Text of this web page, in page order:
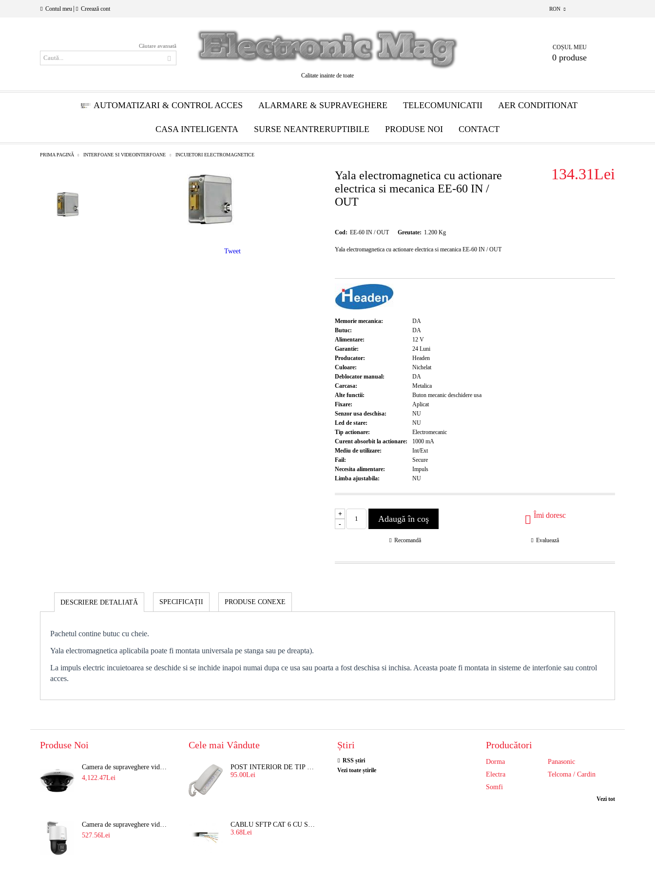
Contul meu Creează cont RON
Căutare avansată
Calitate inainte de toate
COȘUL MEU
0 produse
AUTOMATIZARI & CONTROL ACCES ALARMARE & SUPRAVEGHERE TELECOMUNICATII AER CONDITIONAT
CASA INTELIGENTA SURSE NEANTRERUPTIBILE PRODUSE NOI CONTACT
PRIMA PAGINĂ INTERFOANE SI VIDEOINTERFOANE INCUIETORI ELECTROMAGNETICE
Yala electromagnetica cu actionare
electrica si mecanica EE-60 IN /
OUT
134.31Lei
Cod: EE-60 IN / OUT Greutate: 1.200 Kg
Yala electromagnetica cu actionare electrica si mecanica EE-60 IN / OUT
Memorie mecanica:
DA
Butuc:
DA
Alimentare:
12 V
Garantie:
24 Luni
Producator:
Headen
Culoare:
Nichelat
Deblocator manual:
DA
Carcasa:
Metalica
Alte functii:
Buton mecanic deschidere usa
Fixare:
Aplicat
Senzor usa deschisa:
NU
Led de stare:
NU
Tip actionare:
Electromecanic
Curent absorbit la actionare:
1000 mA
Mediu de utilizare:
Int/Ext
Fail:
Secure
Necesita alimentare:
Impuls
Limba ajustabila:
NU
+
-
Îmi doresc
Recomandă Evaluează
Tweet
DESCRIERE DETALIATĂ SPECIFICAȚII PRODUSE CONEXE
Pachetul contine butuc cu cheie.
Yala electromagnetica aplicabila poate fi montata universala pe stanga sau pe dreapta).
La impuls electric incuietoarea se deschide si se inchide inapoi numai dupa ce usa sau poarta a fost deschisa si inchisa. Aceasta poate fi montata in sisteme de interfonie sau control
acces.
Produse Noi
Camera de supraveghere video 8MP panoramica de exterior(4x2MP Stitched) Navaio NGC-7482PR
4,122.47Lei
Camera de supraveghere video IP PT 4MP cu lumina alba 30M si lentila fixa Hikvision DS-2DE2C400SCG-E F1
527.56Lei
Cele mai Vândute
POST INTERIOR DE TIP TELEFON RESEL, T8018 PENTRU INTERFON DE BLOC
95.00Lei
CABLU SFTP CAT 6 CU SUFA, DE EXTERIOR 8 FIRE X 0,56 MM
3.68Lei
Știri
RSS știri
Vezi toate știrile
Producători
Dorma
Panasonic
Electra
Telcoma / Cardin
Somfi
Vezi tot